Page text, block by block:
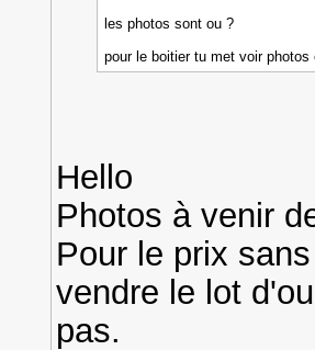
les photos sont ou ?
pour le boitier tu met voir photos
Hello
Photos à venir
Pour le prix
vendre le lot
pas.